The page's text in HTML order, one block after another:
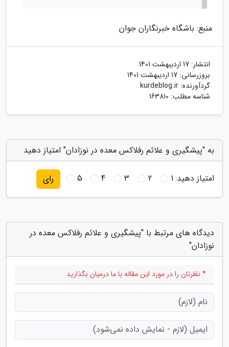
منبع: باشگاه خبرنگاران جوان
انتشار: 17 اردیبهشت 1401
بروزرسانی: 17 اردیبهشت 1401
گردآورنده: kurdeblog.ir
شناسه مطلب: 163810
به "پیشگیری و علائم رفلاکس معده در نوزادان" امتیاز دهید
امتیاز دهید:1
2
3
4
5 رای
دیدگاه های مرتبط با "پیشگیری و علائم رفلاکس معده در
نوزادان"
* نظرتان را در مورد این مقاله با ما درمیان بگذارید